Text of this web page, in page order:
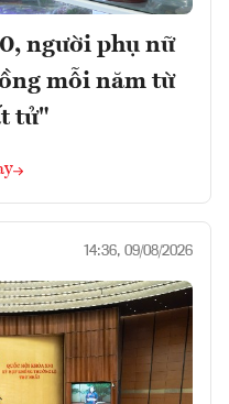
người phụ nữ
mỗi năm từ
tử"
14:36, 09/08/2026